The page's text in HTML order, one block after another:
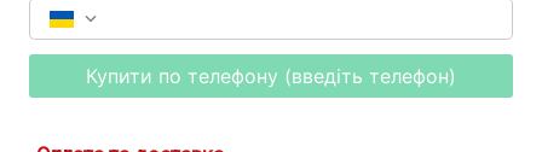
Купити по телефону (введіть телефон)